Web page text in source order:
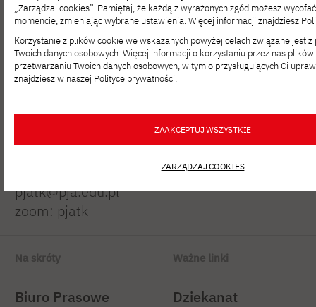
Polsko-Japońska Akademia
Technik Komputerowych
pjatk@pja.edu.pl
zoom: pjatk
Na skróty
Biuro Prasowe
Ważne linki
Dziekanat
„Zarządzaj cookies”. Pamiętaj, że każdą z wyrażonych zgód możesz
momencie, zmieniając wybrane ustawienia. Więcej informacji znajdziesz
Korzystanie z plików cookie we wskazanych powyżej celach związane jest
Twoich danych osobowych. Więcej informacji o korzystaniu przez nas
przetwarzaniu Twoich danych osobowych, w tym o przysługujących Ci
znajdziesz w naszej Polityce prywatności.
ZAAKCEPTUJ WSZYSTKIE
ZARZĄDZAJ COOKIES